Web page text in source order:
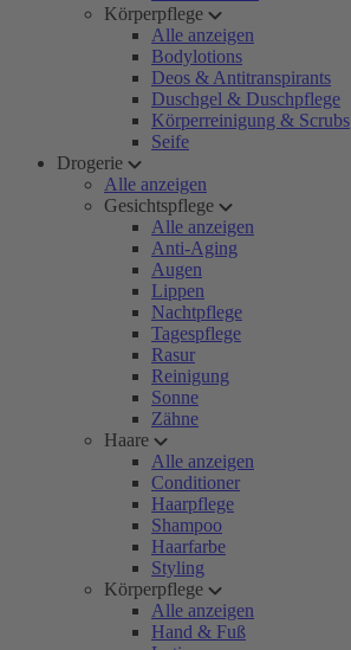
Körperpflege
Alle anzeigen
Bodylotions
Deos & Antitranspirants
Duschgel & Duschpflege
Körperreinigung & Scrubs
Seife
Drogerie
Alle anzeigen
Gesichtspflege
Alle anzeigen
Anti-Aging
Augen
Lippen
Nachtpflege
Tagespflege
Rasur
Reinigung
Sonne
Zähne
Haare
Alle anzeigen
Conditioner
Haarpflege
Shampoo
Haarfarbe
Styling
Körperpflege
Alle anzeigen
Hand & Fuß